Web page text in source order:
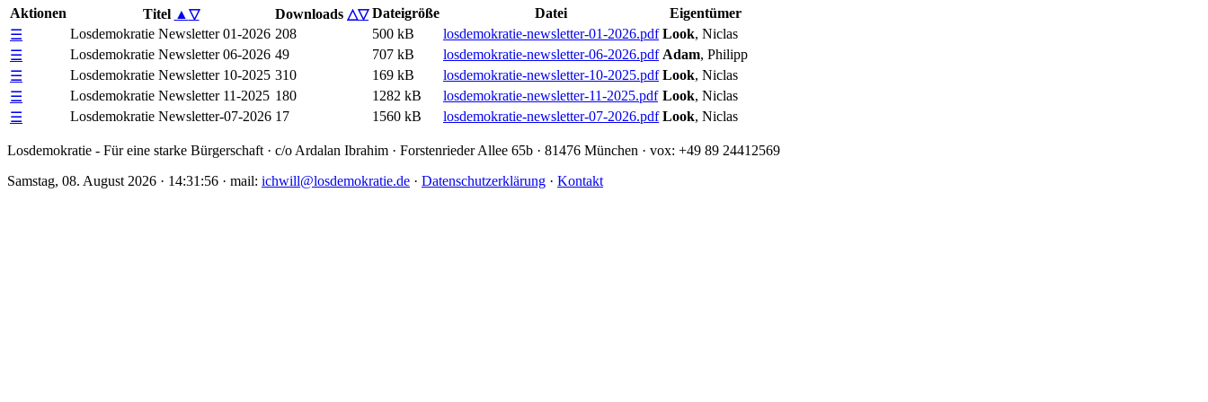
Aktionen
Titel ▲ ▽ Downloads △▽ Dateigröße Datei
Eigentümer
☰
Losdemokratie Newsletter 01-2026 208 500 kB losdemokratie-newsletter-01-2026.pdf Look, Niclas
☰
Losdemokratie Newsletter 06-2026 49 707 kB losdemokratie-newsletter-06-2026.pdf Adam, Philipp
☰
Losdemokratie Newsletter 10-2025 310 169 kB losdemokratie-newsletter-10-2025.pdf Look, Niclas
☰
Losdemokratie Newsletter 11-2025 180 1282 kB losdemokratie-newsletter-11-2025.pdf Look, Niclas
☰
Losdemokratie Newsletter-07-2026 17 1560 kB losdemokratie-newsletter-07-2026.pdf Look, Niclas
Losdemokratie - Für eine starke Bürgerschaft · c/o Ardalan Ibrahim · Forstenrieder Allee 65b · 81476 München · vox: +49 89 24412569
Samstag, 08. August 2026 · 14:31:56 · mail: ichwill@losdemokratie.de · Datenschutzerklärung · Kontakt